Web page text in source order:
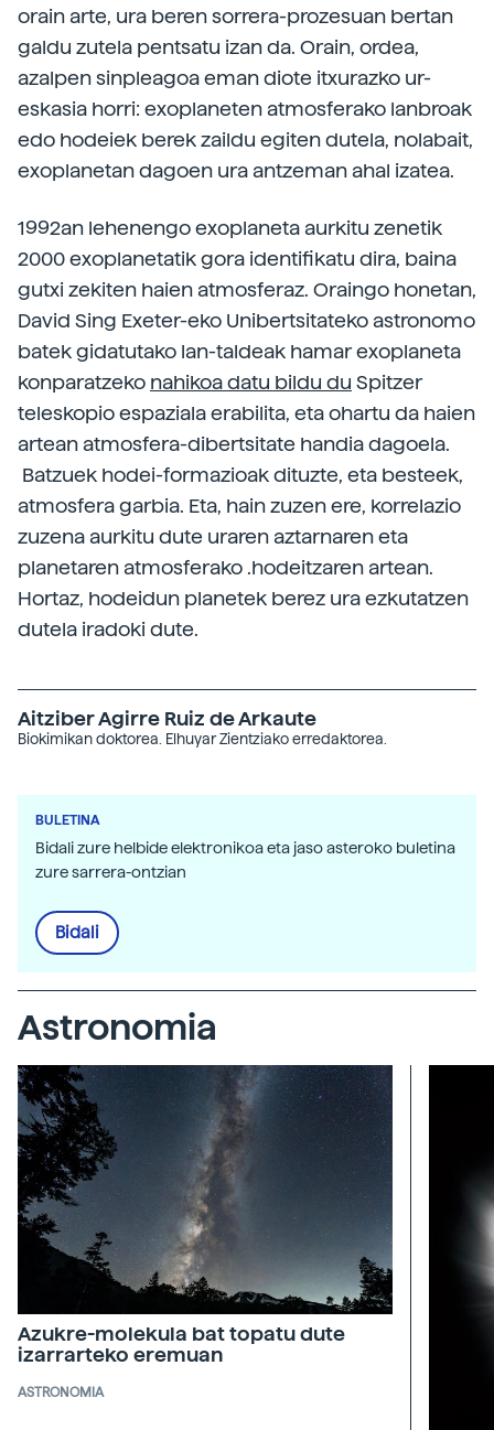
orain arte, ura beren sorrera-prozesuan bertan
galdu zutela pentsatu izan da. Orain, ordea,
azalpen sinpleagoa eman diote itxurazko ur-
eskasia horri: exoplaneten atmosferako lanbroak
edo hodeiek berek zaildu egiten dutela, nolabait,
exoplanetan dagoen ura antzeman ahal izatea.
1992an lehenengo exoplaneta aurkitu zenetik
2000 exoplanetatik gora identifikatu dira, baina
gutxi zekiten haien atmosferaz. Oraingo honetan,
David Sing Exeter-eko Unibertsitateko astronomo
batek gidatutako lan-taldeak hamar exoplaneta
konparatzeko nahikoa datu bildu du Spitzer
teleskopio espaziala erabilita, eta ohartu da haien
artean atmosfera-dibertsitate handia dagoela.
Batzuek hodei-formazioak dituzte, eta besteek,
atmosfera garbia. Eta, hain zuzen ere, korrelazio
zuzena aurkitu dute uraren aztarnaren eta
planetaren atmosferako .hodeitzaren artean.
Hortaz, hodeidun planetek berez ura ezkutatzen
dutela iradoki dute.
Aitziber Agirre Ruiz de Arkaute
Biokimikan doktorea. Elhuyar Zientziako erredaktorea.
BULETINA
Bidali zure helbide elektronikoa eta jaso asteroko buletina
zure sarrera-ontzian
Bidali
Astronomia
Azukre-molekula bat topatu dute
izarrarteko eremuan
ASTRONOMIA